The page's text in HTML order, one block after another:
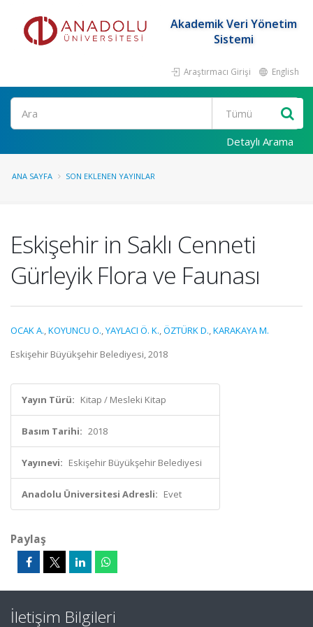
Akademik Veri Yönetim
Sistemi
Araştırmacı Girişi English
Ara
Detaylı Arama
ANA SAYFA SON EKLENEN YAYINLAR
Eskişehir in Saklı Cenneti
Gürleyik Flora ve Faunası
OCAK A.,KOYUNCU O.,YAYLACI Ö. K.,ÖZTÜRK D.,KARAKAYA M.
Eskişehir Büyükşehir Belediyesi, 2018
Yayın Türü: Kitap / Mesleki Kitap
Basım Tarihi: 2018
Yayınevi: Eskişehir Büyükşehir Belediyesi
Anadolu Üniversitesi Adresli: Evet
Paylaş
İletişim Bilgileri